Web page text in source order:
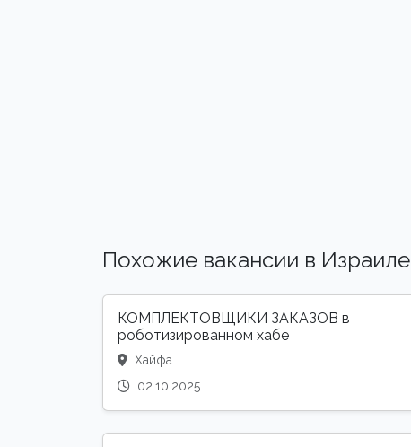
Похожие вакансии в Израиле
КОМПЛЕКТОВЩИКИ ЗАКАЗОВ в
роботизированном хабе
Хайфа
02.10.2025